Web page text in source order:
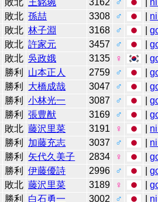
敗北 孫喆 3308 ♂
敗北 林子淵 3168 ♂ |
敗北 許家元 3457 ♂ |
敗北 吳政娥 3135 ♀ |
勝利 山本正人 2759 ♂ |
勝利 大橋成哉 3047 ♂ |
勝利 小林光一 3087 ♂ |
勝利 張豊猷 3169 ♂ |
敗北 藤沢里菜 3191 ♀
勝利 加藤充志 3037 ♂
勝利 矢代久美子 2834 ♀ |
勝利 伊藤優詩 2996 ♂ |
敗北 藤沢里菜 3189 ♀ |
勝利 白石勇一 3002 ♂